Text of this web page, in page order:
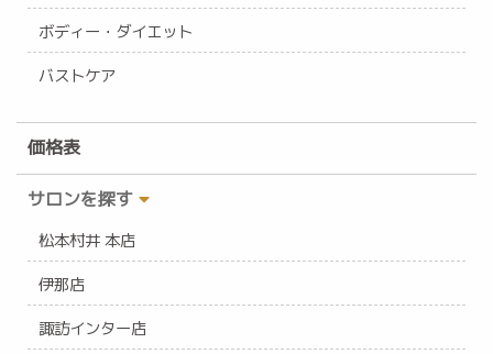
ボディー・ダイエット
バストケア
価格表
サロンを探す
松本村井 本店
伊那店
諏訪インター店